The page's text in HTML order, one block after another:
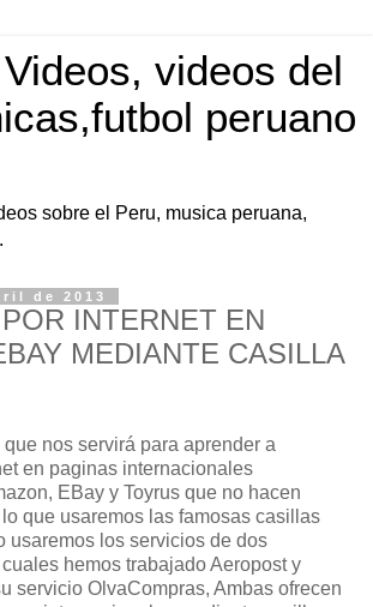
videos del
peruano
sobre el Peru, musica peruana,
de 2013
INTERNET EN
MEDIANTE CASILLA
nos servirá para aprender a
en paginas internacionales
EBay y Toyrus que no hacen
que usaremos las famosas casillas
usaremos los servicios de dos
hemos trabajado Aeropost y
servicio OlvaCompras, Ambas ofrecen